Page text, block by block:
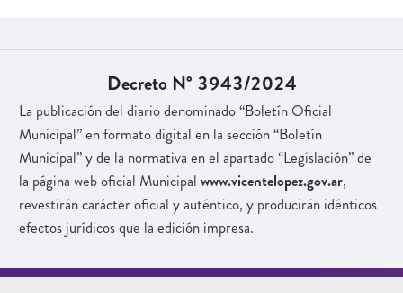
Decreto N° 3943/2024
La publicación del diario denominado “Boletín Oficial
Municipal” en formato digital en la sección “Boletín
Municipal” y de la normativa en el apartado “Legislación” de
la página web oficial Municipal www.vicentelopez.gov.ar,
revestirán carácter oficial y auténtico, y producirán idénticos
efectos jurídicos que la edición impresa.